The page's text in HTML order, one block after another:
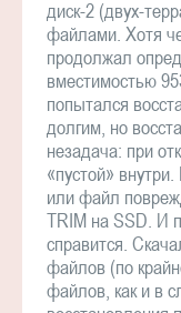
диск-2 (двух-
файлами. Хотя
продолжал
вместимостью
попытался
долгим, но
незадача: при
«пустой»
или файл
TRIM на SSD. И
справится.
файлов (по
файлов, как и в